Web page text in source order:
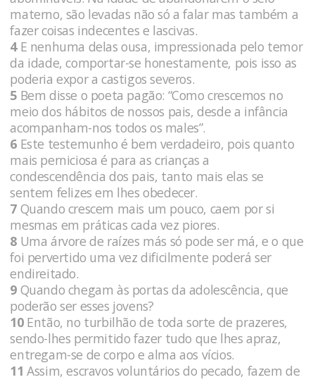
materno, são levadas não só a falar mas também a
fazer coisas indecentes e lascivas.
4E nenhuma delas ousa, impressionada pelo temor
da idade, comportar-se honestamente, pois isso as
poderia expor a castigos severos.
5 Bem disse o poeta pagão: “Como crescemos no
meio dos hábitos de nossos pais, desde a infância
acompanham-nos todos os males”.
6 Este testemunho é bem verdadeiro, pois quanto
mais perniciosa é para as crianças a
condescendência dos pais, tanto mais elas se
sentem felizes em lhes obedecer.
7 Quando crescem mais um pouco, caem por si
mesmas em práticas cada vez piores.
8 Uma árvore de raízes más só pode ser má, e o que
foi pervertido uma vez dificilmente poderá ser
endireitado.
9 Quando chegam às portas da adolescência, que
poderão ser esses jovens?
10Então, no turbilhão de toda sorte de prazeres,
sendo-lhes permitido fazer tudo que lhes apraz,
entregam-se de corpo e alma aos vícios.
11 Assim, escravos voluntários do pecado, fazem de